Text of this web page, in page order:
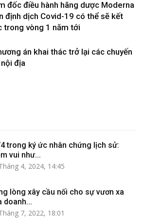
đốc điều hành hãng dược Moderna
định dịch Covid-19 có thể sẽ kết
trong vòng 1 năm tới
án khai thác trở lại các chuyến
địa
trong ký ức nhân chứng lịch sử:
vui như...
4, 2024, 14:45
lòng xây cầu nối cho sự vươn xa
doanh...
7, 2022, 18:01